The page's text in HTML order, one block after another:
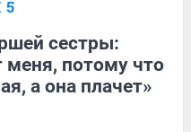
5
сестры:
меня, потому что
а она плачет»